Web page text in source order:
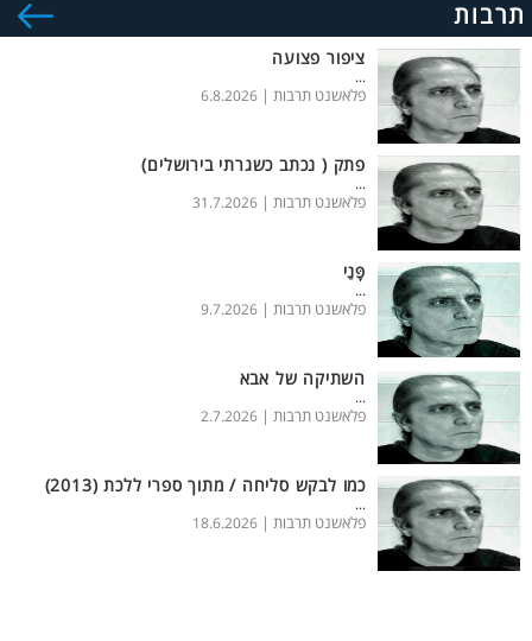
תרבות
ציפור פצועה
...
פלאשנט תרבות | 6.8.2026
פתק ( נכתב כשגרתי בירושלים)
...
פלאשנט תרבות | 31.7.2026
פָּנַי
...
פלאשנט תרבות | 9.7.2026
השתיקה של אבא
...
פלאשנט תרבות | 2.7.2026
כמו לבקש סליחה / מתוך ספרי ללכת (2013)
...
פלאשנט תרבות | 18.6.2026